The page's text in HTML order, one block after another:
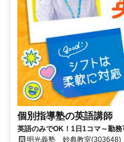
個別指導塾の英語講師
英語のみでOK！1日1コマ～勤
◎ミドル・シニアも活躍中
明光義塾 妙典教室(303648)